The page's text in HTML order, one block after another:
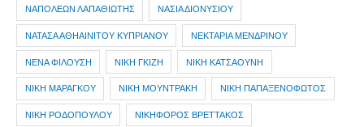
ΝΑΠΟΛΕΩΝ ΛΑΠΑΘΙΩΤΗΣ ΝΑΣΙΑ ΔΙΟΝΥΣΙΟΥ
ΝΑΤΑΣΑ ΑΘΗΑΙΝΙΤΟΥ ΚΥΠΡΙΑΝΟΥ ΝΕΚΤΑΡΙΑ ΜΕΝΔΡΙΝΟΥ
ΝΕΝΑ ΦΙΛΟΥΣΗ ΝΙΚΗ ΓΚΙΖΗ ΝΙΚΗ ΚΑΤΣΑΟΥΝΗ
ΝΙΚΗ ΜΑΡΑΓΚΟΥ ΝΙΚΗ ΜΟΥΝΤΡΑΚΗ ΝΙΚΗ ΠΑΠΑΞΕΝΟΦΩΤΟΣ
ΝΙΚΗ ΡΟΔΟΠΟΥΛΟΥ ΝΙΚΗΦΟΡΟΣ ΒΡΕΤΤΑΚΟΣ